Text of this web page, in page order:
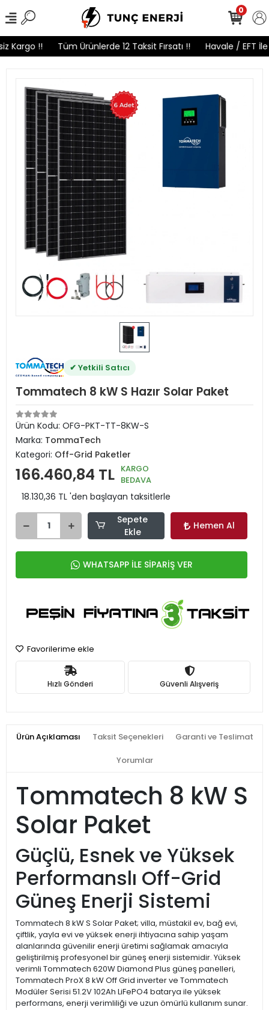
!! Tüm Ürünlerde 12 Taksit Fırsatı !! Havale / EFT
0
✔ Yetkili Satıcı
Tommatech 8 kW S Hazır Solar Paket
Ürün Kodu: OFG-PKT-TT-8KW-S
Marka: TommaTech
Kategori: Off-Grid Paketler
166.460,84 TL KARGO
BEDAVA
18.130,36 TL 'den başlayan taksitlerle
Sepete
Ekle
Hemen Al
WHATSAPP İLE SİPARİŞ VER
Favorilerime ekle
Hızlı Gönderi Güvenli Alışveriş
Ürün Açıklaması Taksit Seçenekleri Garanti ve Teslimat
Yorumlar
Tommatech 8 kW S
Solar Paket
Güçlü, Esnek ve Yüksek
Performanslı Off-Grid
Güneş Enerji Sistemi
Tommatech 8 kW S Solar Paket; villa, müstakil ev, bağ evi,
çiftlik, yayla evi ve yüksek enerji ihtiyacına sahip yaşam
alanlarında güvenilir enerji üretimi sağlamak amacıyla
geliştirilmiş profesyonel bir güneş enerji sistemidir. Yüksek
verimli Tommatech 620W Diamond Plus güneş panelleri,
Tommatech ProX 8 kW Off Grid inverter ve Tommatech
Modüler Serisi 51.2V 102Ah LiFePO4 batarya ile yüksek
performans, enerji verimliliği ve uzun ömürlü kullanım sunar.